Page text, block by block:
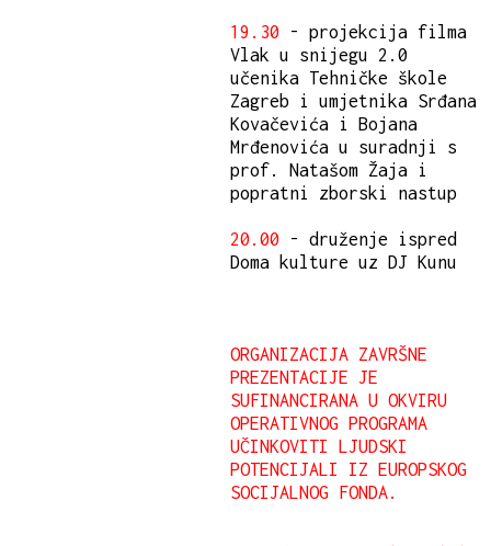
19.30 - projekcija filma
Vlak u snijegu 2.0
učenika Tehničke škole
Zagreb i umjetnika Srđana
Kovačevića i Bojana
Mrđenovića u suradnji s
prof. Natašom Žaja i
popratni zborski nastup
20.00 - druženje ispred
Doma kulture uz DJ Kunu
ORGANIZACIJA ZAVRŠNE
PREZENTACIJE JE
SUFINANCIRANA U OKVIRU
OPERATIVNOG PROGRAMA
UČINKOVITI LJUDSKI
POTENCIJALI IZ EUROPSKOG
SOCIJALNOG FONDA.